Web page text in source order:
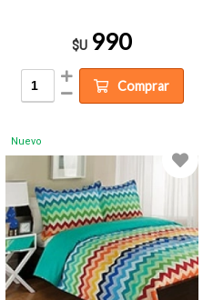
$U 990
Comprar
Nuevo